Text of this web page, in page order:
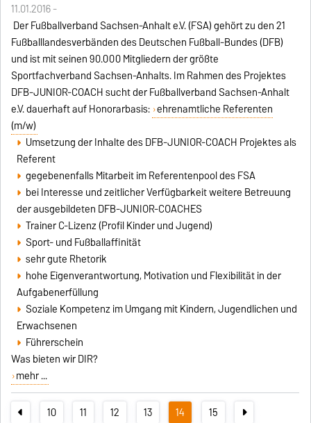
11.01.2016 -
Der Fußballverband Sachsen-Anhalt e.V. (FSA) gehört zu den 21
Fußballlandesverbänden des Deutschen Fußball-Bundes (DFB)
und ist mit seinen 90.000 Mitgliedern der größte
Sportfachverband Sachsen-Anhalts. Im Rahmen des Projektes
DFB-JUNIOR-COACH sucht der Fußballverband Sachsen-Anhalt
e.V. dauerhaft auf Honorarbasis: ehrenamtliche Referenten
(m/w)
Umsetzung der Inhalte des DFB-JUNIOR-COACH Projektes als
Referent
gegebenenfalls Mitarbeit im Referentenpool des FSA
bei Interesse und zeitlicher Verfügbarkeit weitere Betreuung
der ausgebildeten DFB-JUNIOR-COACHES
Trainer C-Lizenz (Profil Kinder und Jugend)
Sport- und Fußballaffinität
sehr gute Rhetorik
hohe Eigenverantwortung, Motivation und Flexibilität in der
Aufgabenerfüllung
Soziale Kompetenz im Umgang mit Kindern, Jugendlichen und
Erwachsenen
Führerschein
Was bieten wir DIR?
mehr ...
10 11 12 13 14 15